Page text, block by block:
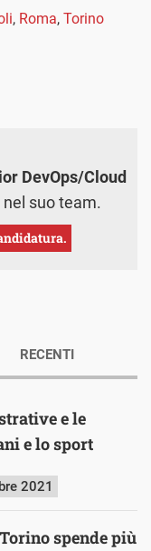
, Roma, Torino
DevOps/Cloud
suo team.
e le
e lo sport
2021
spende più
RECENTI